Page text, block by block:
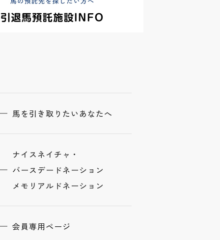
馬を引き取りたいあなたへ
ナイスネイチャ・
バースデードネーション
メモリアルドネーション
会員専用ページ